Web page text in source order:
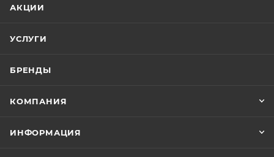
АКЦИИ
УСЛУГИ
БРЕНДЫ
КОМПАНИЯ
ИНФОРМАЦИЯ